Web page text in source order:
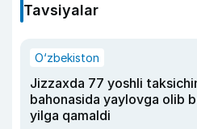
Tavsiyalar
O‘zbekiston
Jizzaxda 77 yoshli
bahonasida yaylovga olib
yilga qamaldi